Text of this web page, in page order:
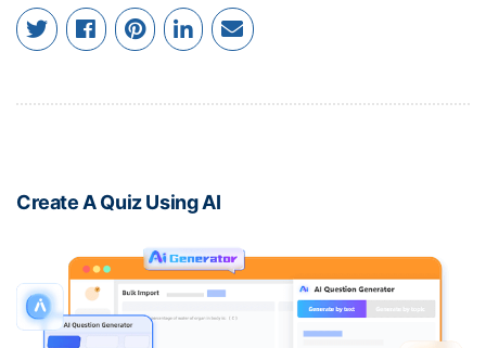
Create A Quiz Using AI